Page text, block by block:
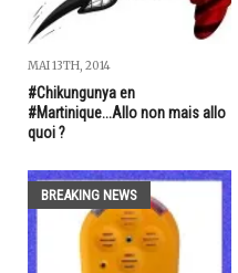
MAI 13TH, 2014
#Chikungunya en
#Martinique...Allo non mais allo
quoi ?
BREAKING NEWS